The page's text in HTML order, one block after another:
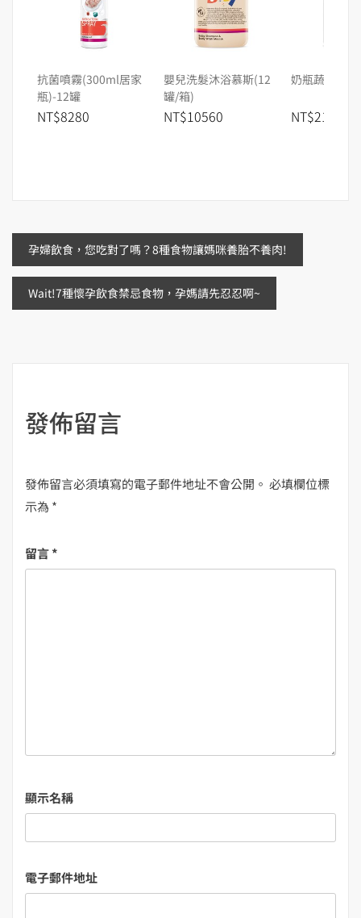
抗菌噴霧(300ml居家
瓶)-12罐
NT$8280
嬰兒洗髮沐浴慕斯(12
罐/箱)
NT$10560
奶瓶蔬果洗
NT$215
文
章
孕婦飲食，您吃對了嗎？8種食物讓媽咪養胎不養肉!
Wait!7種懷孕飲食禁忌食物，孕媽請先忍忍啊~
發佈留言
發佈留言必須填寫的電子郵件地址不會公開。 必填欄位標
示為 *
留言*
顯示名稱
電子郵件地址